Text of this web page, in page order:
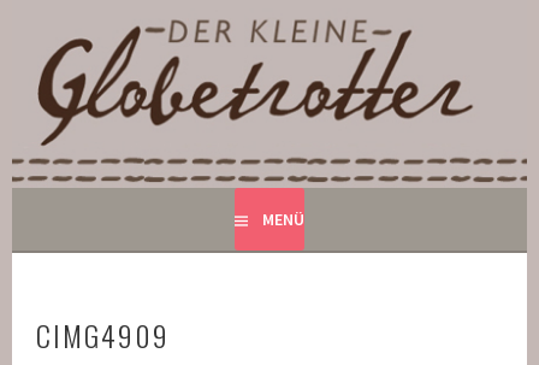
Inhalt
DER KLEINE GLOBETROTTER
BED AND BREAKFAST IN MONSCHAU
MENÜ
CIMG4909